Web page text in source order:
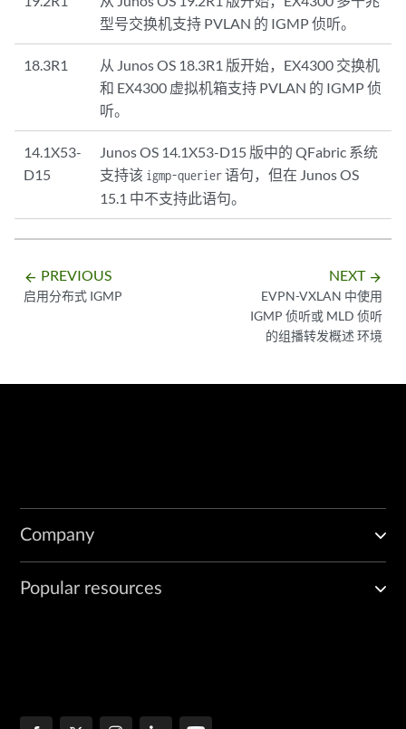
型号交换机支持 PVLAN 的 IGMP 侦听。
18.3R1
从 Junos OS 18.3R1 版开始，EX4300 交换机
和 EX4300 虚拟机箱支持 PVLAN 的 IGMP 侦
听。
14.1X53-
D15
Junos OS 14.1X53-D15 版中的 QFabric 系统
支持该 igmp-querier语句，但在 Junos OS
15.1 中不支持此语句。
arrow_backward PREVIOUS
启用分布式 IGMP
NEXT arrow_forward
EVPN-VXLAN 中使用
IGMP 侦听或 MLD 侦听
的组播转发概述 环境
Company
Popular resources